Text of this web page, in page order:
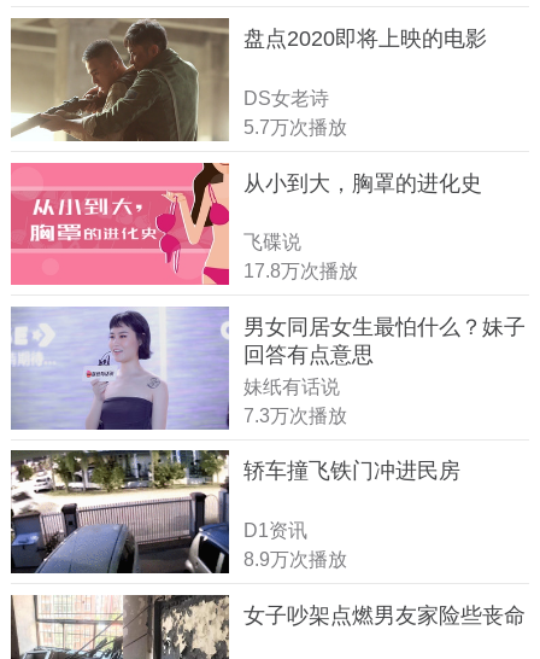
盘点2020即将上映的电影
DS女老诗
5.7万次播放
从小到大，胸罩的进化史
飞碟说
17.8万次播放
男女同居女生最怕什么？妹子
回答有点意思
妹纸有话说
7.3万次播放
轿车撞飞铁门冲进民房
D1资讯
8.9万次播放
女子吵架点燃男友家险些丧命